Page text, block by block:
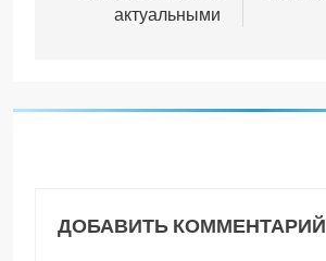
актуальными
ДОБАВИТЬ КОММЕНТАРИЙ